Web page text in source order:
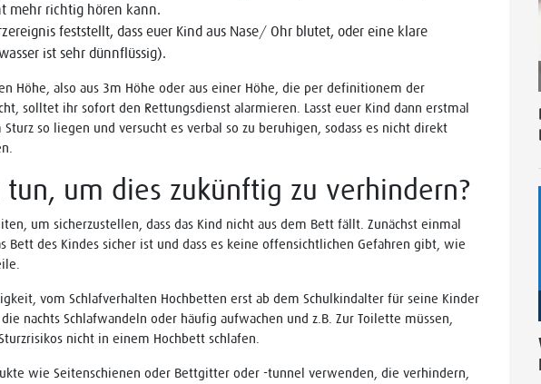
mehr richtig hören kann.
feststellt, dass euer Kind aus Nase/ Ohr blutet, oder eine klare
ist sehr dünnflüssig).
Höhe, also aus 3m Höhe oder aus einer Höhe, die per definitionem der
solltet ihr sofort den Rettungsdienst alarmieren. Lasst euer Kind dann erstmal
so liegen und versucht es verbal so zu beruhigen, sodass es nicht direkt
tun, um dies zukünftig zu verhindern?
um sicherzustellen, dass das Kind nicht aus dem Bett fällt. Zunächst einmal
Bett des Kindes sicher ist und dass es keine offensichtlichen Gefahren gibt, wie
vom Schlafverhalten Hochbetten erst ab dem Schulkindalter für seine Kinder
nachts Schlafwandeln oder häufig aufwachen und z.B. Zur Toilette müssen,
nicht in einem Hochbett schlafen.
wie Seitenschienen oder Bettgitter oder -tunnel verwenden, die verhindern,